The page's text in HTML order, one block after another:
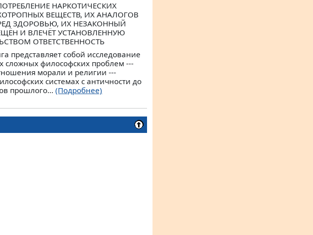
НАРКОТИЧЕСКИХ
ВЕЩЕСТВ, ИХ АНАЛОГОВ
ЗДОРОВЬЮ, ИХ НЕЗАКОННЫЙ
И ВЛЕЧЁТ УСТАНОВЛЕННУЮ
ОТВЕТСТВЕННОСТЬ
представляет собой исследование
сложных философских проблем ---
морали и религии ---
системах с античности до
прошлого... (Подробнее)